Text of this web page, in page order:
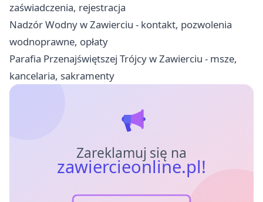
zaświadczenia, rejestracja
Nadzór Wodny w Zawierciu - kontakt, pozwolenia
wodnoprawne, opłaty
Parafia Przenajświętszej Trójcy w Zawierciu - msze,
kancelaria, sakramenty
Zareklamuj się na
zawiercieonline.pl!